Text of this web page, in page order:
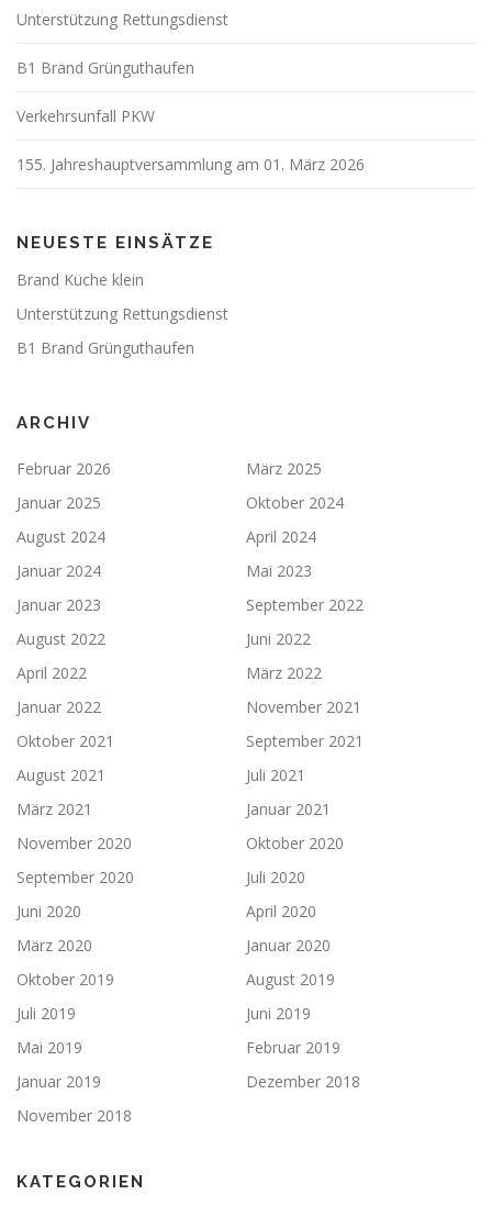
Unterstützung Rettungsdienst
B1 Brand Grünguthaufen
Verkehrsunfall PKW
155. Jahreshauptversammlung am 01. März 2026
NEUESTE EINSÄTZE
Brand Küche klein
Unterstützung Rettungsdienst
B1 Brand Grünguthaufen
ARCHIV
Februar 2026
März 2025
Januar 2025
Oktober 2024
August 2024
April 2024
Januar 2024
Mai 2023
Januar 2023
September 2022
August 2022
Juni 2022
April 2022
März 2022
Januar 2022
November 2021
Oktober 2021
September 2021
August 2021
Juli 2021
März 2021
Januar 2021
November 2020
Oktober 2020
September 2020
Juli 2020
Juni 2020
April 2020
März 2020
Januar 2020
Oktober 2019
August 2019
Juli 2019
Juni 2019
Mai 2019
Februar 2019
Januar 2019
Dezember 2018
November 2018
KATEGORIEN